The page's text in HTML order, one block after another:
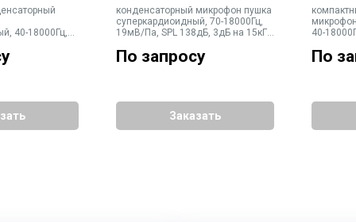
40-18000Гц,
конденсаторный микрофон пушка
суперкардиоидный, 70-18000Гц,
19мВ/Па, SPL 138дБ, 3дБ на 15кГц,
По запросу
Заказать
40-
имеет
под
По